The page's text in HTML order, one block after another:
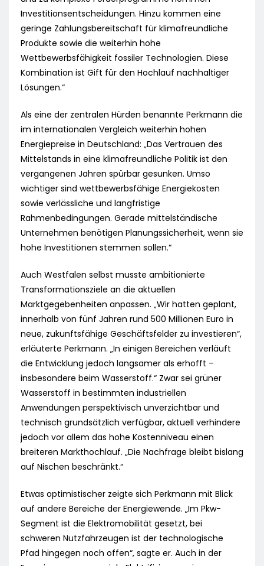
Investitionsentscheidungen. Hinzu kommen eine
geringe Zahlungsbereitschaft für klimafreundliche
Produkte sowie die weiterhin hohe
Wettbewerbsfähigkeit fossiler Technologien. Diese
Kombination ist Gift für den Hochlauf nachhaltiger
Lösungen.“
Als eine der zentralen Hürden benannte Perkmann die
im internationalen Vergleich weiterhin hohen
Energiepreise in Deutschland: „Das Vertrauen des
Mittelstands in eine klimafreundliche Politik ist den
vergangenen Jahren spürbar gesunken. Umso
wichtiger sind wettbewerbsfähige Energiekosten
sowie verlässliche und langfristige
Rahmenbedingungen. Gerade mittelständische
Unternehmen benötigen Planungssicherheit, wenn sie
hohe Investitionen stemmen sollen.“
Auch Westfalen selbst musste ambitionierte
Transformationsziele an die aktuellen
Marktgegebenheiten anpassen. „Wir hatten geplant,
innerhalb von fünf Jahren rund 500 Millionen Euro in
neue, zukunftsfähige Geschäftsfelder zu investieren“,
erläuterte Perkmann. „In einigen Bereichen verläuft
die Entwicklung jedoch langsamer als erhofft –
insbesondere beim Wasserstoff.“ Zwar sei grüner
Wasserstoff in bestimmten industriellen
Anwendungen perspektivisch unverzichtbar und
technisch grundsätzlich verfügbar, aktuell verhindere
jedoch vor allem das hohe Kostenniveau einen
breiteren Markthochlauf. „Die Nachfrage bleibt bislang
auf Nischen beschränkt.“
Etwas optimistischer zeigte sich Perkmann mit Blick
auf andere Bereiche der Energiewende. „Im Pkw-
Segment ist die Elektromobilität gesetzt, bei
schweren Nutzfahrzeugen ist der technologische
Pfad hingegen noch offen“, sagte er. Auch in der